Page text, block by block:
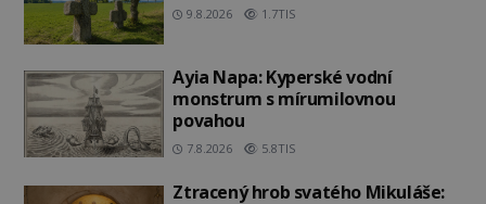
9.8.2026 1.7TIS
Ayia Napa: Kyperské vodní
monstrum s mírumilovnou
povahou
7.8.2026 5.8TIS
Ztracený hrob svatého Mikuláše: